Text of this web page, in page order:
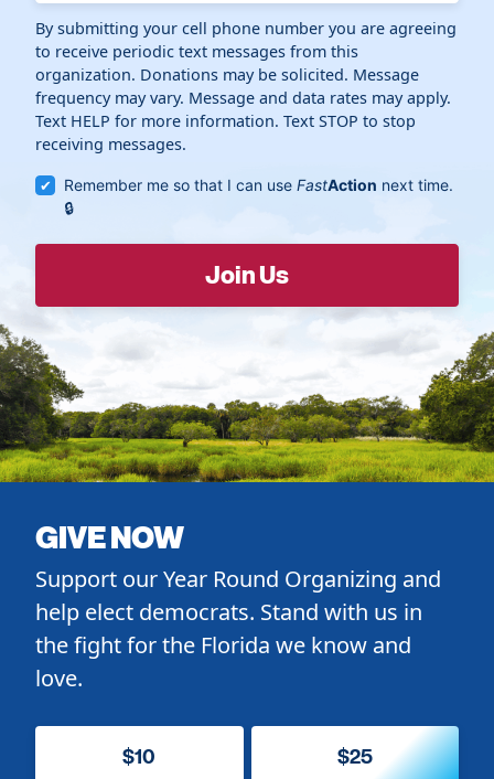
By submitting your cell phone number you are agreeing
to receive periodic text messages from this
organization. Donations may be solicited. Message
frequency may vary. Message and data rates may apply.
Text HELP for more information. Text STOP to stop
receiving messages.
Remember me so that I can useFastAction next time.
GIVE NOW
Support our Year Round Organizing and
help elect democrats. Stand with us in
the fight for the Florida we know and
love.
$10 $25